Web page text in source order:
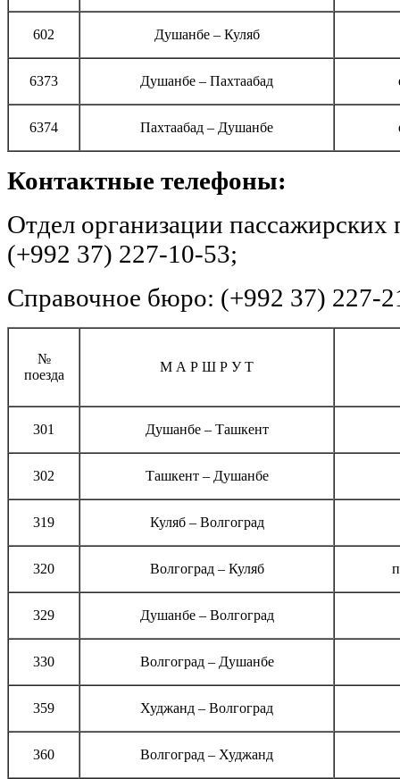
602 Душанбе – Куляб
6373 Душанбе – Пахтаабад
6374 Пахтаабад – Душанбе
Контактные телефоны:
Отдел организации
(+992 37) 227-10-53;
Справочное бюро: (+992 37) 227-
№
поезда
М А Р Ш Р У Т
301 Душанбе – Ташкент
302 Ташкент – Душанбе
319 Куляб – Волгоград
320 Волгоград – Куляб
329 Душанбе – Волгоград
330 Волгоград – Душанбе
359 Худжанд – Волгоград
360 Волгоград – Худжанд